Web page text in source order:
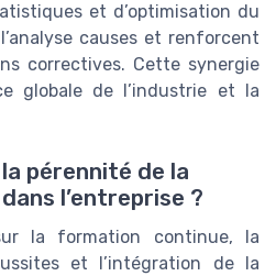
et d’optimisation du
causes et renforcent
correctives. Cette synergie
globale de l’industrie et la
pérennité de la
l’entreprise ?
la formation continue, la
et l’intégration de la